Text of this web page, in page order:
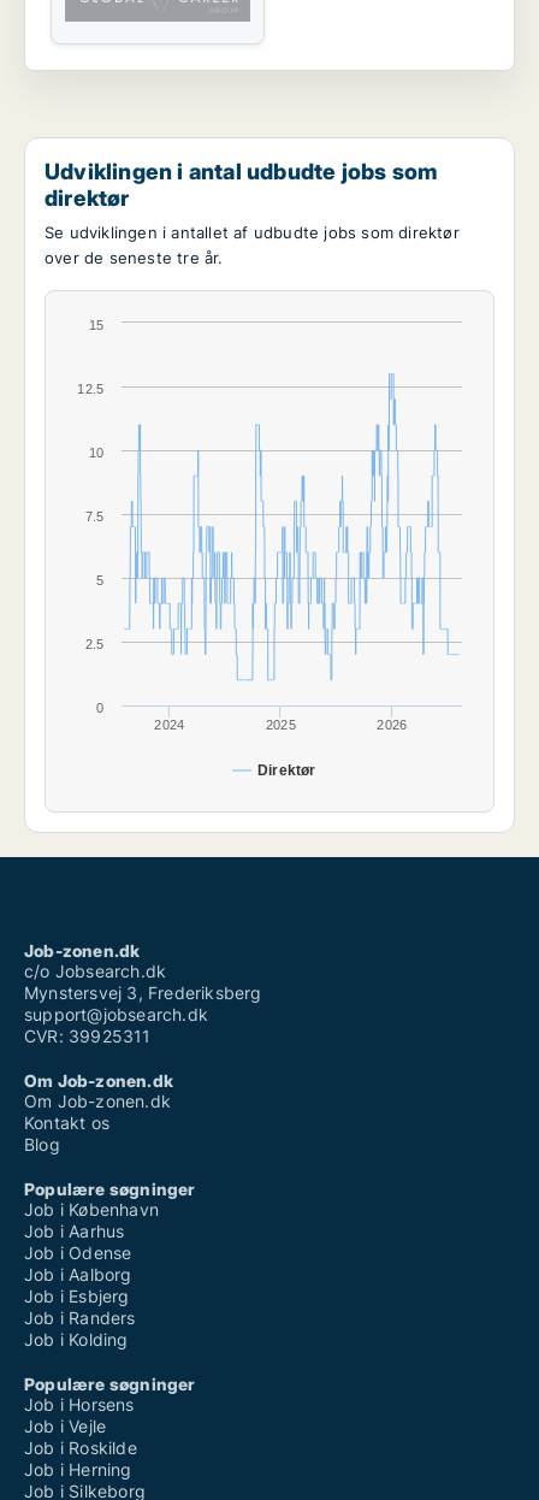
Udviklingen i antal udbudte jobs som
direktør
Se udviklingen i antallet af udbudte jobs som direktør
over de seneste tre år.
Direktør
2024 2025 2026
0
2.5
5
7.5
10
12.5
15
Job-zonen.dk
c/o Jobsearch.dk
Mynstersvej 3, Frederiksberg
support@jobsearch.dk
CVR: 39925311
Om Job-zonen.dk
Om Job-zonen.dk
Kontakt os
Blog
Populære søgninger
Job i København
Job i Aarhus
Job i Odense
Job i Aalborg
Job i Esbjerg
Job i Randers
Job i Kolding
Populære søgninger
Job i Horsens
Job i Vejle
Job i Roskilde
Job i Herning
Job i Silkeborg